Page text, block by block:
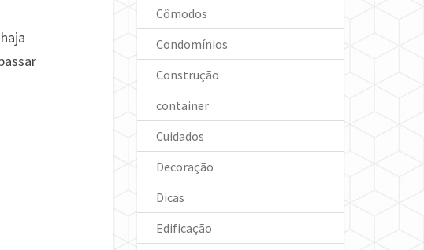
Cômodos
Condomínios
Construção
container
Cuidados
Decoração
Dicas
Edificação